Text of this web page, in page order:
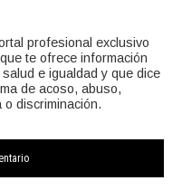
profesional exclusivo
te ofrece información
e igualdad y que dice
de acoso, abuso,
o discriminación.